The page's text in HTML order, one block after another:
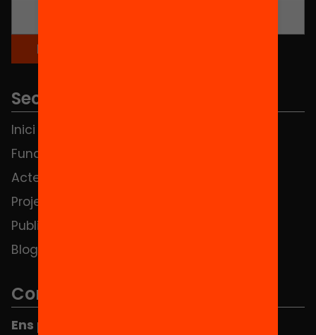
Seccions
Inici
Fundació
Actes
Projectes
Publicacions i vídeos
Blog
Contacte
Ens pots trobar al Hub Social